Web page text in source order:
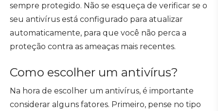
sempre protegido. Não se esqueça de verificar se o
seu antivírus está configurado para atualizar
automaticamente, para que você não perca a
proteção contra as ameaças mais recentes.
Como escolher um antivírus?
Na hora de escolher um antivírus, é importante
considerar alguns fatores. Primeiro, pense no tipo